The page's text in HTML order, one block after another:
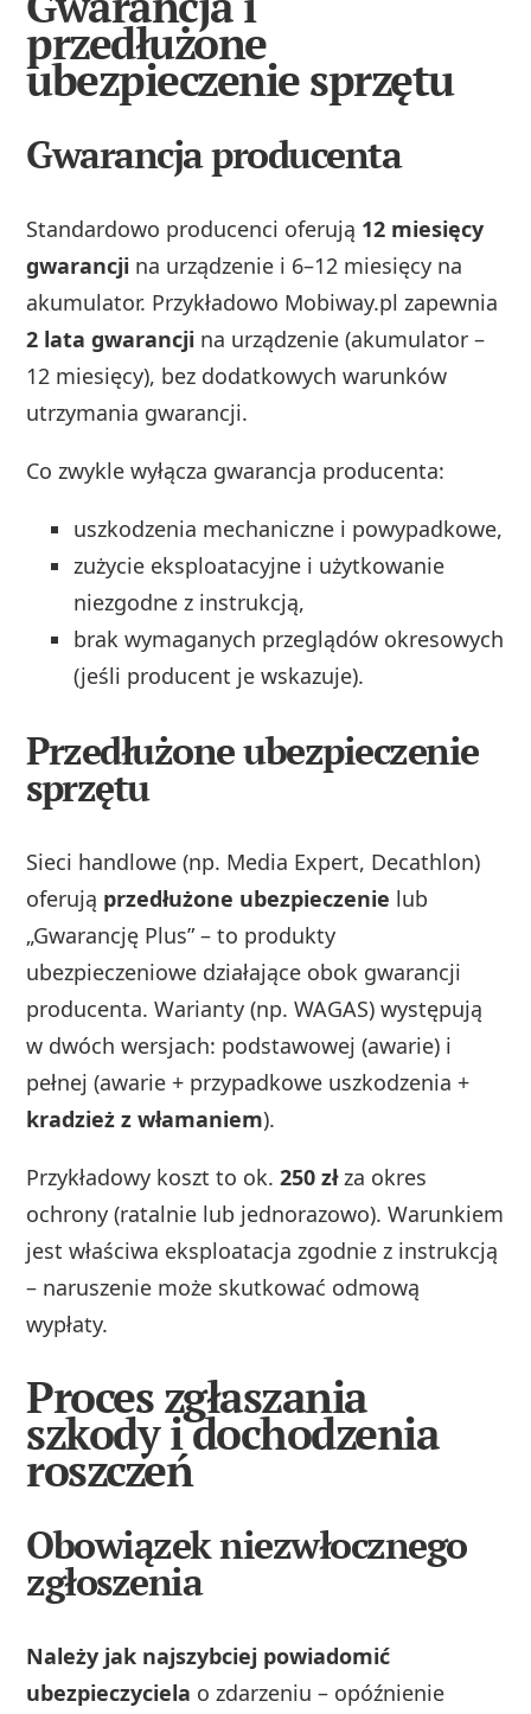
przedłużone
ubezpieczenie sprzętu
Gwarancja producenta
Standardowo producenci oferują 12 miesięcy
gwarancji na urządzenie i 6–12 miesięcy na
akumulator. Przykładowo Mobiway.pl zapewnia
2 lata gwarancji na urządzenie (akumulator –
12 miesięcy), bez dodatkowych warunków
utrzymania gwarancji.
Co zwykle wyłącza gwarancja producenta:
uszkodzenia mechaniczne i powypadkowe,
zużycie eksploatacyjne i użytkowanie
niezgodne z instrukcją,
brak wymaganych przeglądów okresowych
(jeśli producent je wskazuje).
Przedłużone ubezpieczenie
sprzętu
Sieci handlowe (np. Media Expert, Decathlon)
oferują przedłużone ubezpieczenie lub
„Gwarancję Plus” – to produkty
ubezpieczeniowe działające obok gwarancji
producenta. Warianty (np. WAGAS) występują
w dwóch wersjach: podstawowej (awarie) i
pełnej (awarie + przypadkowe uszkodzenia +
kradzież z włamaniem).
Przykładowy koszt to ok.250 złza okres
ochrony (ratalnie lub jednorazowo). Warunkiem
jest właściwa eksploatacja zgodnie z instrukcją
– naruszenie może skutkować odmową
wypłaty.
Proces zgłaszania
szkody i dochodzenia
roszczeń
Obowiązek niezwłocznego
zgłoszenia
Należy jak najszybciej powiadomić
ubezpieczyciela o zdarzeniu – opóźnienie